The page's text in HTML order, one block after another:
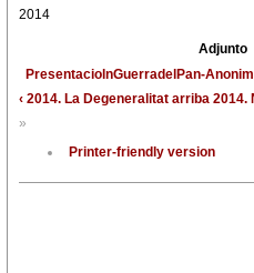
2014
Adjunto
PresentaciolnGuerradelPan-
‹ 2014. La Degeneralitat arriba 2014.
»
Printer-friendly version